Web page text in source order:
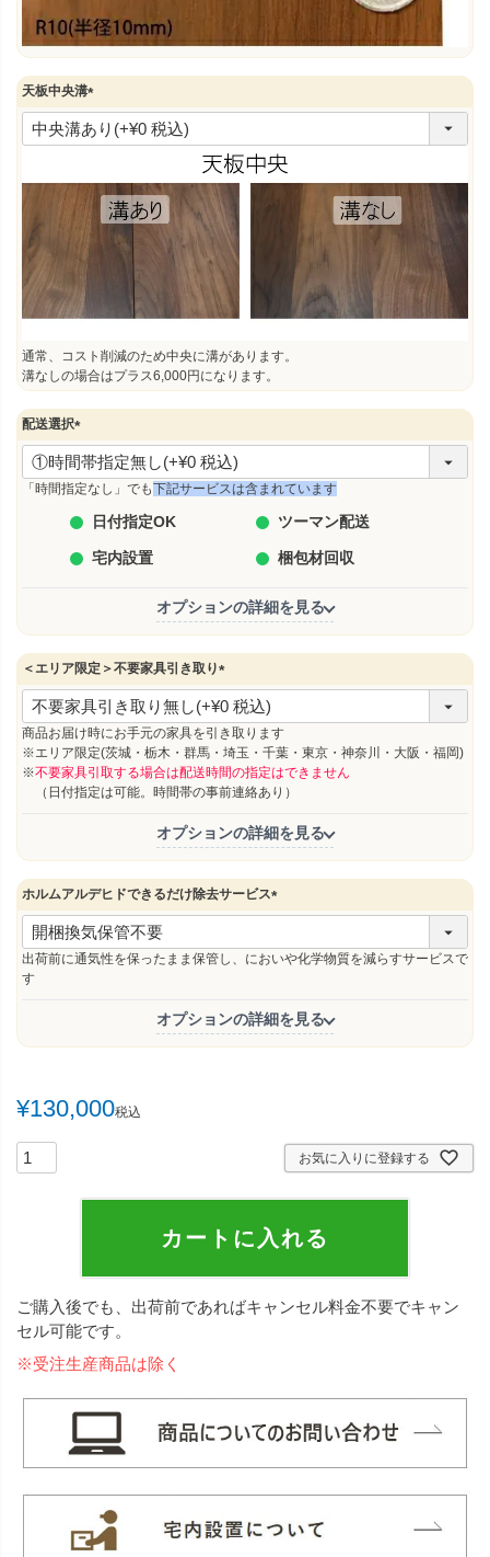
天板中央溝
(
必
通常、コスト削減のため中央に溝があります。
溝なしの場合はプラス6,000円になります。
配送選択
(
必
須
「時間指定なし」でも下記サービスは含まれています
日付指定OK ツーマン配送
宅内設置 梱包材回収
オプションの詳細を見る
＜エリア限定＞不要家具引き取り
(
必
須
商品お届け時にお手元の家具を引き取ります
※エリア限定(茨城・栃木・群馬・埼玉・千葉・東京・神奈川・大阪・福岡)
※不要家具引取する場合は配送時間の指定はできません
（日付指定は可能。時間帯の事前連絡あり）
オプションの詳細を見る
ホルムアルデヒドできるだけ除去サービス
(
須
出荷前に通気性を保ったまま保管し、においや化学物質を減らすサービスで
す
オプションの詳細を見る
¥130,000税込
お気に入りに登録する
カートに入れる
ご購入後でも、出荷前であればキャンセル料金不要でキャン
セル可能です。
※受注生産商品は除く